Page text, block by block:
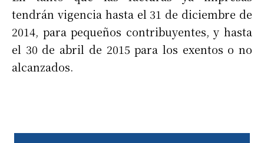
tendrán vigencia hasta el 31 de diciembre de
2014, para pequeños contribuyentes, y hasta
el 30 de abril de 2015 para los exentos o no
alcanzados.